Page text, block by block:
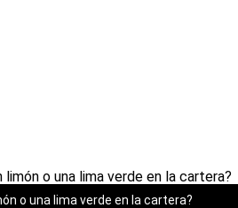
o una lima verde en la cartera?